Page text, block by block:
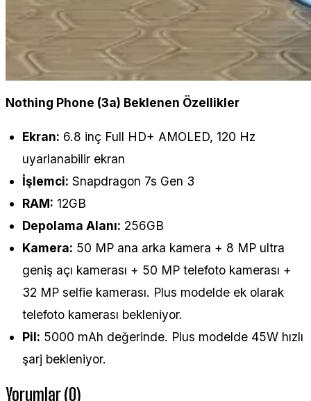
Nothing Phone (3a) Beklenen Özellikler
Ekran: 6.8 inç Full HD+ AMOLED, 120 Hz
uyarlanabilir ekran
İşlemci: Snapdragon 7s Gen 3
RAM: 12GB
Depolama Alanı: 256GB
Kamera: 50 MP ana arka kamera + 8 MP ultra
geniş açı kamerası + 50 MP telefoto kamerası +
32 MP selfie kamerası. Plus modelde ek olarak
telefoto kamerası bekleniyor.
Pil: 5000 mAh değerinde. Plus modelde 45W hızlı
şarj bekleniyor.
Yorumlar (0)